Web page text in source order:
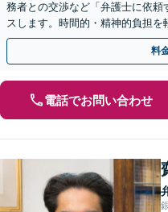
務者との交渉など「弁護士に依頼
スします。時間的・精神的負担
す【土日祝／夜間対応可】
料
電話でお問い合わせ